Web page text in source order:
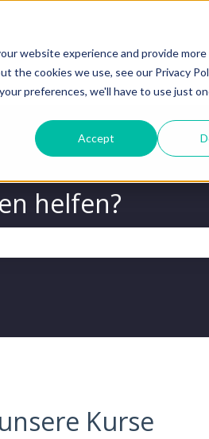
website experience and provide more
the cookies we use, see our Privacy
preferences, we'll have to use just
Accept
helfen?
Kurse